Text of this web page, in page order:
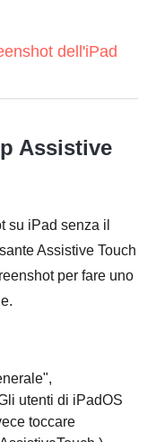
dell'iPad
Assistive
su iPad senza il
Assistive Touch
per fare uno
utenti di iPadOS
toccare